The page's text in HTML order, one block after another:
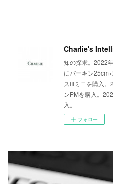
Charlie's
知の探求。2022
にバーキン
スIIIミニを購入
ンPMを購入。
入。
フォロー